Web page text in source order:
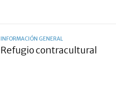
INFORMACIÓN GENERAL
Refugio contracultural